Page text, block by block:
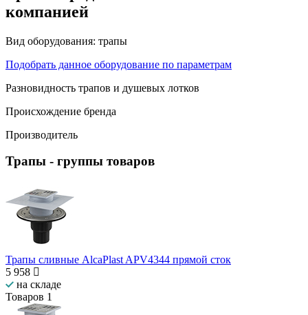
компанией
Вид оборудования: трапы
Подобрать данное оборудование по параметрам
Разновидность трапов и душевых лотков
Происхождение бренда
Производитель
Трапы - группы товаров
Трапы сливные AlcaPlast APV4344 прямой сток
5 958
на складе
Товаров 1